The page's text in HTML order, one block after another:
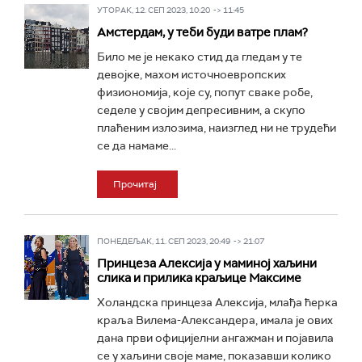
УТОРАК, 12. СЕП 2023, 10:20 -> 11:45
Амстердам, у теби буди ватре плам?
Било ме је некако стид да гледам у те
девојке, махом источноевропских
физиономија, које су, попут сваке робе,
седеле у својим депресивним, а скупо
плаћеним излозима, наизглед ни не трудећи
се да намаме...
Прочитај
ПОНЕДЕЉАК, 11. СЕП 2023, 20:49 -> 21:07
Принцеза Алексија у маминој хаљини
слика и прилика краљице Максиме
Холандска принцеза Алексија, млађа ћерка
краља Вилема-Александера, имала је ових
дана први официјелни ангажман и појавила
се у хаљини своје маме, показавши колико